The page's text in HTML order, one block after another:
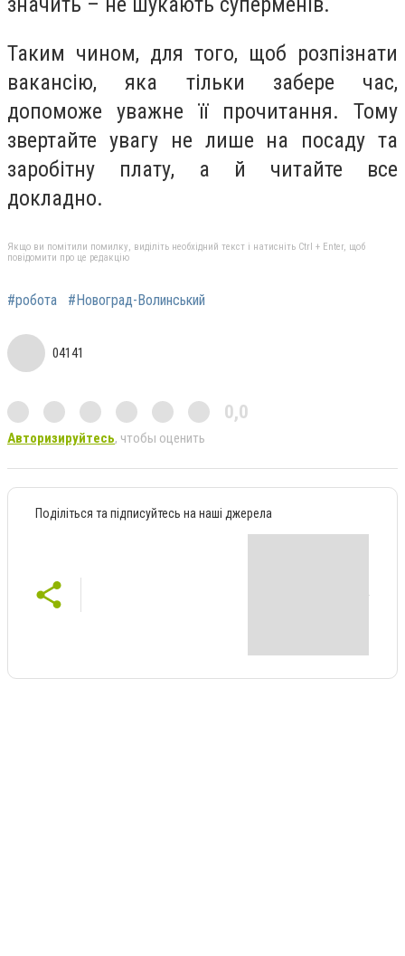
Таким чином, для того, щоб розпізнати
вакансію, яка тільки забере час,
допоможе уважне її прочитання. Тому
звертайте увагу не лише на посаду та
заробітну плату, а й читайте все
докладно.
Якщо ви помітили помилку, виділіть необхідний текст і натисніть Ctrl + Enter, щоб
повідомити про це редакцію
#робота #Новоград-Волинський
04141
0,0
Авторизируйтесь, чтобы оценить
Поділіться та підписуйтесь на наші джерела